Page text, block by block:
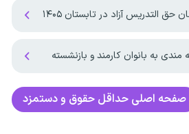
التدریس آزاد در تابستان ۱۴۰۵
به بانوان کارمند و بازنشسته
صفحه اصلی حداقل حقوق و دستمزد